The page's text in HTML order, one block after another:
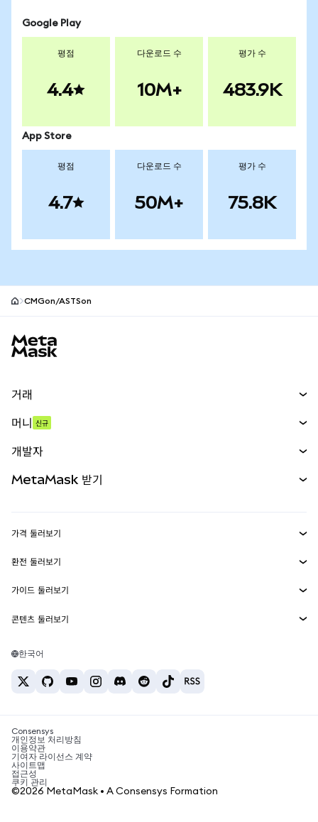
Google Play
평점
4.4
다운로드 수
10M+
평가 수
483.9K
App Store
평점
4.7
다운로드 수
50M+
평가 수
75.8K
CMGon/ASTSon
거래
무기한 선물
실물자산
머니 신규
개발자
MetaMask Connect
Snaps
웹3 서비스
MetaMask 받기
보안
고객 지원
채용
가격 둘러보기
이더리움 가격
솔라나 가격
테더 가격
환전 둘러보기
ETH를 USD로 환전
USDT를 INR로 환전
BTC를 INR로 환전
ETH를 USDT로 환전
가이드 둘러보기
ETH 매수
USDT 매수
SHIB 매수
BNB 매수
콘텐츠 둘러보기
솔라나 지갑
암호화폐 세금 뉴스
암호화폐 매수 방법
비트코인 매도 방법
한국어
Consensys
개인정보 처리방침
이용약관
기여자 라이선스 계약
사이트맵
접근성
쿠키 관리
©2026 MetaMask • A Consensys Formation